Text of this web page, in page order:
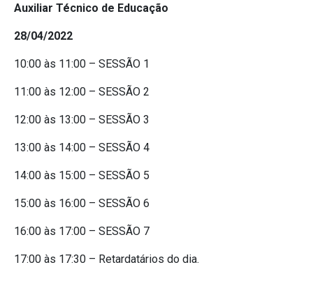
Auxiliar Técnico de Educação
28/04/2022
10:00 às 11:00 – SESSÃO 1
11:00 às 12:00 – SESSÃO 2
12:00 às 13:00 – SESSÃO 3
13:00 às 14:00 – SESSÃO 4
14:00 às 15:00 – SESSÃO 5
15:00 às 16:00 – SESSÃO 6
16:00 às 17:00 – SESSÃO 7
17:00 às 17:30 – Retardatários do dia.